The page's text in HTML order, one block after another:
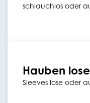
schlauchlos oder
Hauben
Sleeves lose oder